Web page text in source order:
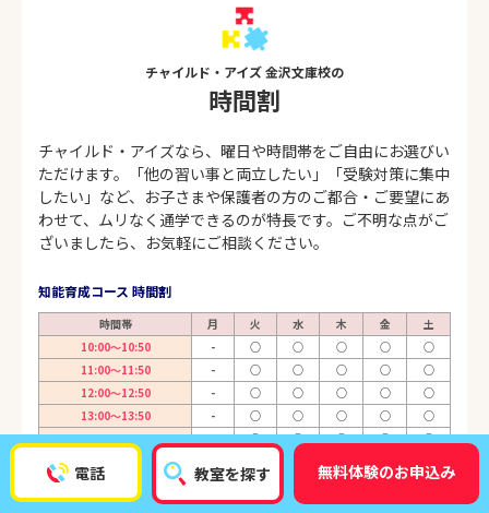
電話 教室を探す 無料体験のお申込み
チャイルド・アイズ 金沢文庫校の
時間割
チャイルド・アイズなら、曜日や時間帯をご自由にお選びい
ただけます。「他の習い事と両立したい」「受験対策に集中
したい」など、お子さまや保護者の方のご都合・ご要望にあ
わせて、ムリなく通学できるのが特長です。ご不明な点がご
ざいましたら、お気軽にご相談ください。
知能育成コース 時間割
時間帯 月 火 水 木 金
土
10:00～10:50
- ○ ○ ○ ○
○
11:00～11:50
- ○ ○ ○ ○
○
12:00～12:50
- ○ ○ ○ ○
○
13:00～13:50
- ○ ○ ○ ○
○
14:00～14:50
- ○ ○ ○ ○
○
16:00～16:50
- ○ ○ ○
○
17:00～17:50
- ○ ○ ○ ○ ○